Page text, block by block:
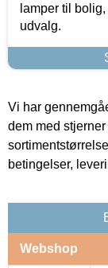
lamper til
udvalg.
Vi har
dem med
betingelser,
Webshop